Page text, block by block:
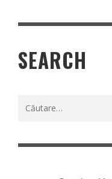
SEARCH
Caută